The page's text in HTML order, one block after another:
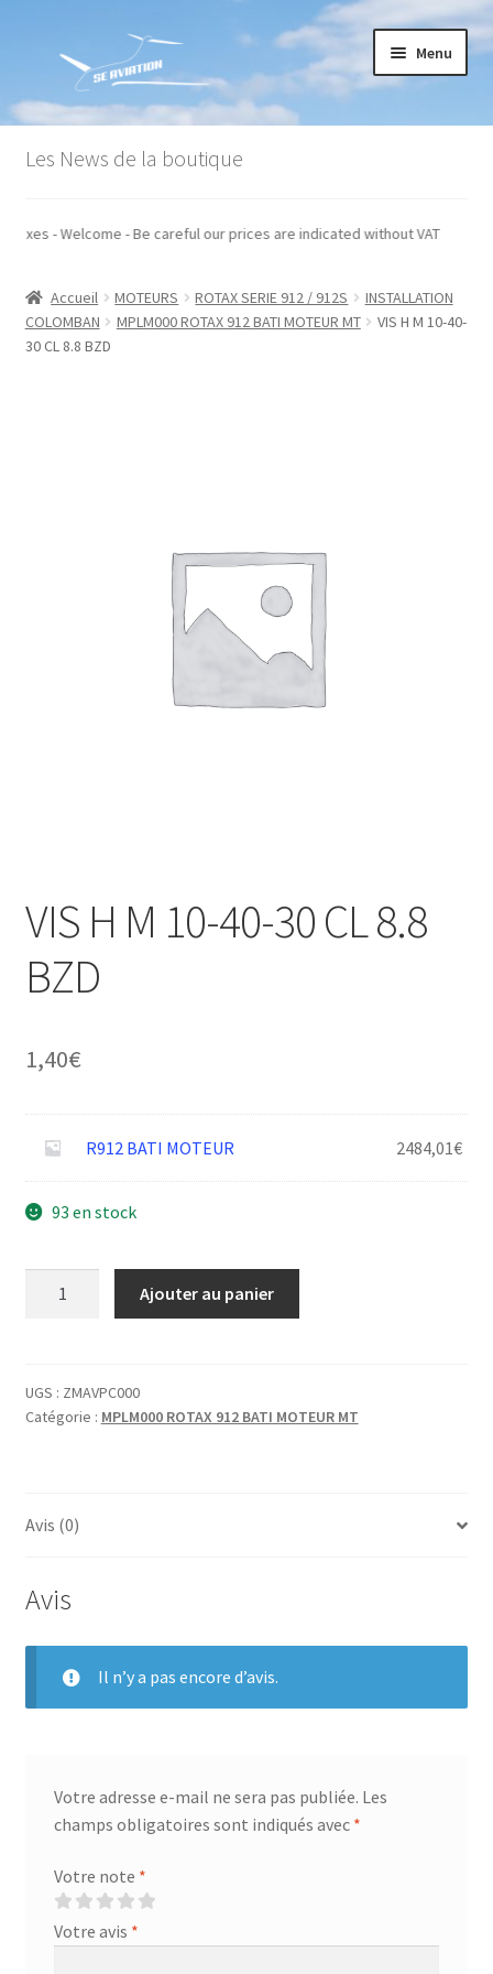
la
navigation
contenu
Menu
Accueil
Conditions générales de vente
Mon compte
Paiement
Les News de la boutique
taxes - Welcome - Be careful our prices are indicated without VAT
Accueil MOTEURS ROTAX SERIE 912 / 912S
INSTALLATION
COLOMBAN
MPLM000 ROTAX 912 BATI MOTEUR MT
VIS H M 10-40-
30 CL 8.8 BZD
VIS H M 10-40-30 CL 8.8
BZD
1,40€
R912 BATI MOTEUR 2484,01€
93 en stock
M
10-
8.8
Ajouter au panier
UGS : ZMAVPC000
Catégorie : MPLM000 ROTAX 912 BATI MOTEUR MT
Avis (0)
Avis
Il n’y a pas encore d’avis.
Votre adresse e-mail ne sera pas publiée. Les
champs obligatoires sont indiqués avec *
Votre note *
Votre avis *